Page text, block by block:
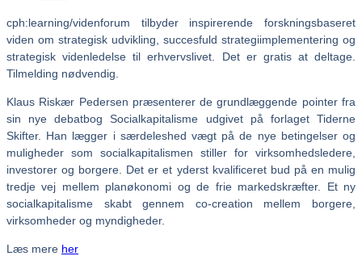
cph:learning/videnforum tilbyder inspirerende forskningsbaseret
viden om strategisk udvikling, succesfuld strategiimplementering og
strategisk videnledelse til erhvervslivet. Det er gratis at deltage.
Tilmelding nødvendig.
Klaus Riskær Pedersen præsenterer de grundlæggende pointer fra
sin nye debatbog Socialkapitalisme udgivet på forlaget Tiderne
Skifter. Han lægger i særdeleshed vægt på de nye betingelser og
muligheder som socialkapitalismen stiller for virksomhedsledere,
investorer og borgere. Det er et yderst kvalificeret bud på en mulig
tredje vej mellem planøkonomi og de frie markedskræfter. Et ny
socialkapitalisme skabt gennem co-creation mellem borgere,
virksomheder og myndigheder.
Læs mere her